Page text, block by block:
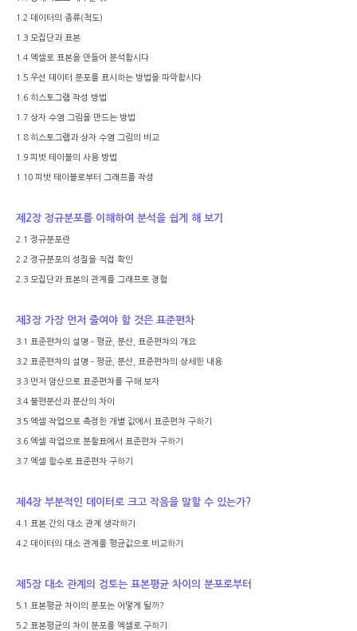
1.2 데이터의 종류(척도)
1.3 모집단과 표본
1.4 엑셀로 표본을 만들어 분석합시다
1.5 우선 데이터 분포를 표시하는 방법을 파악합시다
1.6 히스토그램 작성 방법
1.7 상자 수염 그림을 만드는 방법
1.8 히스토그램과 상자 수염 그림의 비교
1.9 피벗 테이블의 사용 방법
1.10 피벗 테이블로부터 그래프를 작성
제 2장 정규분포를 이해하여 분석을 쉽게 해 보기
2.1 정규분포란
2.2 정규분포의 성질을 직접 확인
2.3 모집단과 표본의 관계를 그래프로 경험
제 3장 가장 먼저 줄여야 할 것은 표준편차
3.1 표준편차의 설명 – 평균 분산 표준편차의 개요
3.2 표준편차의 설명 – 평균 분산 표준편차의 상세한 내용
3.3 먼저 암산으로 표준편차를 구해 보자
3.4 불편분산과 분산의 차이
3.5 엑셀 작업으로 측정한 개별 값에서 표준편차 구하기
3.6 엑셀 작업으로 분할표에서 표준편차 구하기
3.7 엑셀 함수로 표준편차 구하기
제 4장 부분적인 데이터로 크고 작음을 말할 수 있는가?
4.1 표본 간의 대소 관계 생각하기
4.2 데이터의 대소 관계를 평균값으로 비교하기
제 5장 대소 관계의 검토는 표본평균 차이의 분포로부터
5.1 표본평균 차이의 분포는 어떻게 될까?
5.2 표본평균의 차이 분포를 엑셀로 구하기